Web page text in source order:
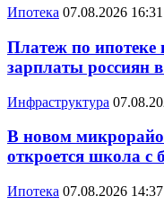
Ипотека 07.08.2026 16:31
Платеж по ипотеке
зарплаты россиян
Инфраструктура
В новом
откроется школа с
Ипотека 07.08.2026 14:37